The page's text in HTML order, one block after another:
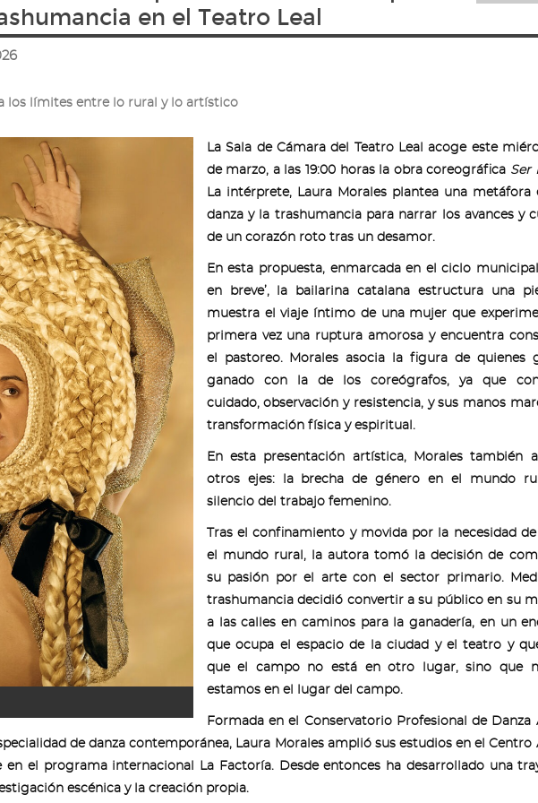
en el Teatro Leal
los límites entre lo rural y lo artístico
La Sala de Cámara del Teatro Leal acoge este
de marzo, a las 19:00 horas la obra coreográfica Ser
La intérprete, Laura Morales plantea una metáfora
danza y la trashumancia para narrar los avances y
de un corazón roto tras un desamor.
En esta propuesta, enmarcada en el ciclo municipal
en breve’, la bailarina catalana estructura una
muestra el viaje íntimo de una mujer que
primera vez una ruptura amorosa y encuentra
el pastoreo. Morales asocia la figura de quienes
ganado con la de los coreógrafos, ya que
cuidado, observación y resistencia, y sus manos
transformación física y espiritual.
En esta presentación artística, Morales también
otros ejes: la brecha de género en el mundo
silencio del trabajo femenino.
Tras el confinamiento y movida por la necesidad
el mundo rural, la autora tomó la decisión de
su pasión por el arte con el sector primario.
trashumancia decidió convertir a su público en su
a las calles en caminos para la ganadería, en un
que ocupa el espacio de la ciudad y el teatro y
que el campo no está en otro lugar, sino que
estamos en el lugar del campo.
Formada en el Conservatorio Profesional de Danza
de danza contemporánea, Laura Morales amplió sus estudios en el Centro
el programa internacional La Factoría. Desde entonces ha desarrollado una
escénica y la creación propia.